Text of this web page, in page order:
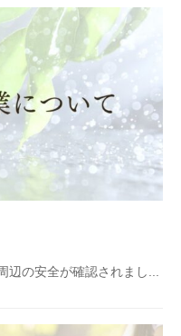
辺の安全が確認されまし...